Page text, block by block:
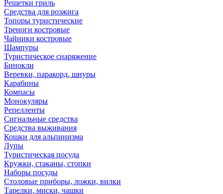
Решетки гриль
Средства для розжига
Топоры туристические
Треноги костровые
Чайники костровые
Шампуры
Туристическое снаряжение
Бинокли
Веревки, паракорд, шнуры
Карабины
Компасы
Монокуляры
Репелленты
Сигнальные средства
Средства выживания
Кошки для альпинизма
Лупы
Туристическая посуда
Кружки, стаканы, стопки
Наборы посуды
Столовые приборы, ложки, вилки
Тарелки, миски, чашки